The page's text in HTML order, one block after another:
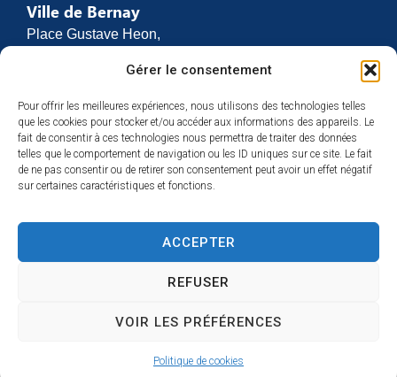
Gérer le consentement
Pour offrir les meilleures expériences, nous utilisons des technologies telles
que les cookies pour stocker et/ou accéder aux informations des appareils. Le
fait de consentir à ces technologies nous permettra de traiter des données
telles que le comportement de navigation ou les ID uniques sur ce site. Le fait
de ne pas consentir ou de retirer son consentement peut avoir un effet négatif
sur certaines caractéristiques et fonctions.
ACCEPTER
REFUSER
VOIR LES PRÉFÉRENCES
Politique de cookies
Ville de Bernay
Place Gustave Heon,
27307 BERNAY
02 32 46 63 00
Contact
Horaires d’ouverture
Du lundi au vendredi :
et de 13h30 à 17h
© 2025 Site & GRU développés par Utopia